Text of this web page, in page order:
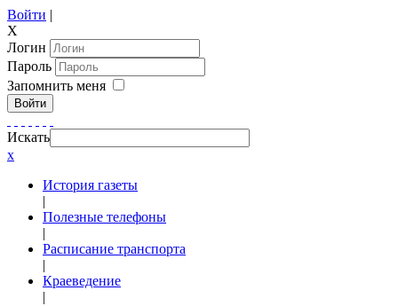
Войти |
X
Логин
Пароль
Запомнить меня
Войти
Искать
x
История газеты
|
Полезные телефоны
|
Расписание транспорта
|
Краеведение
|